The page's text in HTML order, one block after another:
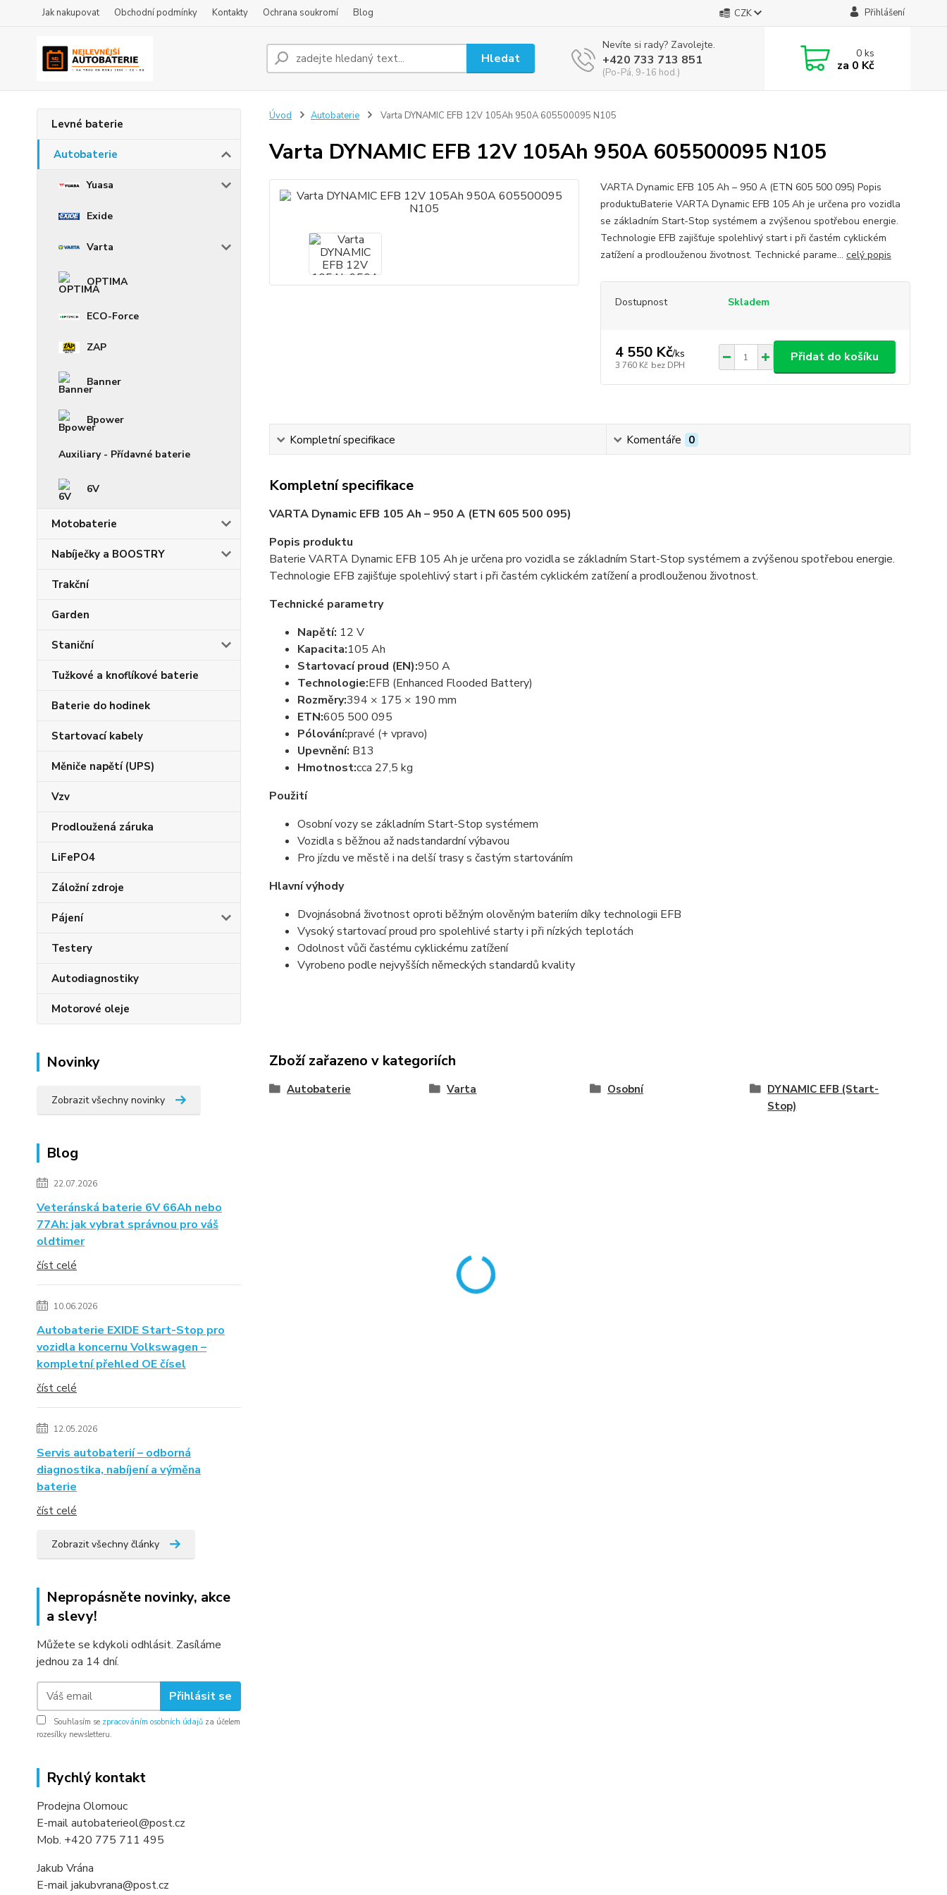
Jak nakupovat Obchodní podmínky Kontakty Ochrana soukromí Blog CZK Přihlášení
Hledat
Nevíte si rady? Zavolejte.
+420 733 713 851
(Po-Pá, 9-16 hod.)
0ks
za 0 Kč
Levné baterie
Autobaterie
Yuasa
Exide
Varta
OPTIMA
ECO-Force
ZAP
Banner
Bpower
Auxiliary - Přídavné baterie
6V
Motobaterie
Nabíječky a BOOSTRY
Trakční
Garden
Staniční
Tužkové a knoflíkové baterie
Baterie do hodinek
Startovací kabely
Měniče napětí (UPS)
Vzv
Prodloužená záruka
LiFePO4
Záložní zdroje
Pájení
Testery
Autodiagnostiky
Motorové oleje
Novinky
Zobrazit všechny novinky
Blog
22.07.2026
Veteránská baterie 6V 66Ah nebo
77Ah: jak vybrat správnou pro váš
oldtimer
číst celé
10.06.2026
Autobaterie EXIDE Start-Stop pro
vozidla koncernu Volkswagen –
kompletní přehled OE čísel
číst celé
12.05.2026
Servis autobaterií – odborná
diagnostika, nabíjení a výměna
baterie
číst celé
Zobrazit všechny články
Nepropásněte novinky, akce
a slevy!
Můžete se kdykoli odhlásit. Zasíláme
jednou za 14 dní.
Přihlásit se
Souhlasím se zpracováním osobních údajů za účelem
rozesílky newsletteru.
Rychlý kontakt
Prodejna Olomouc
E-mail autobaterieol@post.cz
Mob. +420 775 711 495
Jakub Vrána
E-mail jakubvrana@post.cz
Úvod Autobaterie Varta DYNAMIC EFB 12V 105Ah 950A 605500095 N105
Varta DYNAMIC EFB 12V 105Ah 950A 605500095 N105
VARTA Dynamic EFB 105 Ah – 950 A (ETN 605 500 095) Popis
produktuBaterie VARTA Dynamic EFB 105 Ah je určena pro vozidla
se základním Start-Stop systémem a zvýšenou spotřebou energie.
Technologie EFB zajišťuje spolehlivý start i při častém cyklickém
zatížení a prodlouženou životnost. Technické parame... celý popis
Dostupnost Skladem
4 550 Kč/ks
3 760 Kč bez DPH
Přidat do košíku
Kompletní specifikace Komentáře 0
Kompletní specifikace
VARTA Dynamic EFB 105 Ah – 950 A (ETN 605 500 095)
Popis produktu
Baterie VARTA Dynamic EFB 105 Ah je určena pro vozidla se základním Start-Stop systémem a zvýšenou spotřebou energie.
Technologie EFB zajišťuje spolehlivý start i při častém cyklickém zatížení a prodlouženou životnost.
Technické parametry
Napětí: 12 V
Kapacita:105 Ah
Startovací proud (EN):950 A
Technologie:EFB (Enhanced Flooded Battery)
Rozměry:394 × 175 × 190 mm
ETN:605 500 095
Pólování:pravé (+ vpravo)
Upevnění: B13
Hmotnost:cca 27,5 kg
Použití
Osobní vozy se základním Start-Stop systémem
Vozidla s běžnou až nadstandardní výbavou
Pro jízdu ve městě i na delší trasy s častým startováním
Hlavní výhody
Dvojnásobná životnost oproti běžným olověným bateriím díky technologii EFB
Vysoký startovací proud pro spolehlivé starty i při nízkých teplotách
Odolnost vůči častému cyklickému zatížení
Vyrobeno podle nejvyšších německých standardů kvality
Zboží zařazeno v kategoriích
Autobaterie Varta Osobní
DYNAMIC EFB (Start-
Stop)